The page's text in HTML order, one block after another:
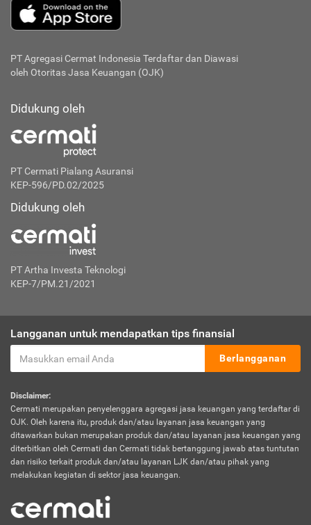
PT Agregasi Cermat Indonesia Terdaftar dan Diawasi
oleh Otoritas Jasa Keuangan (OJK)
Didukung oleh
PT Cermati Pialang Asuransi
KEP-596/PD.02/2025
Didukung oleh
PT Artha Investa Teknologi
KEP-7/PM.21/2021
Langganan untuk mendapatkan tips finansial
Berlangganan
Disclaimer:
Cermati merupakan penyelenggara agregasi jasa keuangan yang terdaftar di
OJK. Oleh karena itu, produk dan/atau layanan jasa keuangan yang
ditawarkan bukan merupakan produk dan/atau layanan jasa keuangan yang
diterbitkan oleh Cermati dan Cermati tidak bertanggung jawab atas tuntutan
dan risiko terkait produk dan/atau layanan LJK dan/atau pihak yang
melakukan kegiatan di sektor jasa keuangan.